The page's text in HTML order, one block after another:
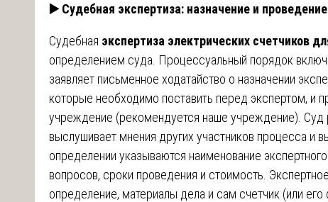
▶️Судебная экспертиза: назначение и проведение
Судебная экспертиза электрических счетчиков
определением суда. Процессуальный порядок
заявляет письменное ходатайство о назначении
которые необходимо поставить перед экспертом, и
учреждение (рекомендуется наше учреждение). Суд
выслушивает мнения других участников процесса и
определении указываются наименование
вопросов, сроки проведения и стоимость.
определение, материалы дела и сам счетчик (или его